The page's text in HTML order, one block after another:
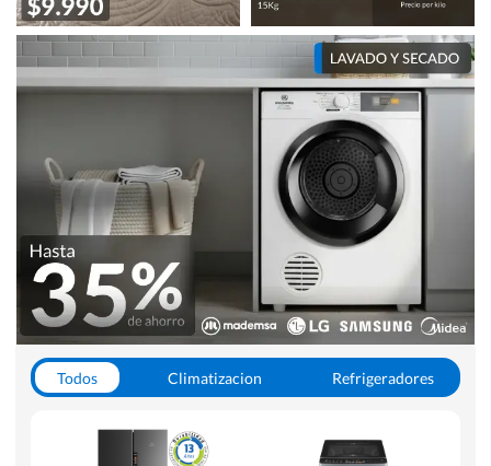
Todos Climatizacion
Refrigeradores
Hornos y Microondas